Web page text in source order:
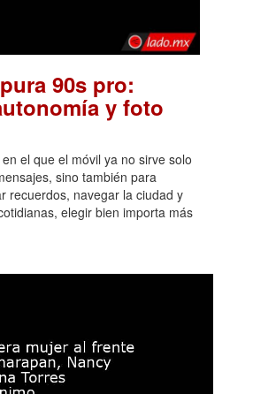
90s pro:
y foto
el que el móvil ya no sirve solo
sino también para
recuerdos, navegar la ciudad y
elegir bien importa más